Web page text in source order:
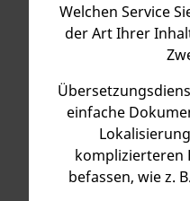
Welchen Service
der Art Ihrer
einfache
komplizierteren
befassen, wie z.